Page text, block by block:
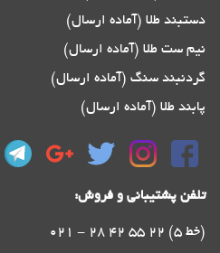
دستبند طلا (آماده ارسال)
نیم ست طلا (آماده ارسال)
گردنبند سنگ (آماده ارسال)
پابند طلا (آماده ارسال)
تلفن پشتیبانی و فروش:
021 - 28 42 55 22 (5 خط)